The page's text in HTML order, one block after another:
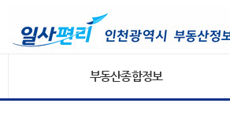
부동산종합정보